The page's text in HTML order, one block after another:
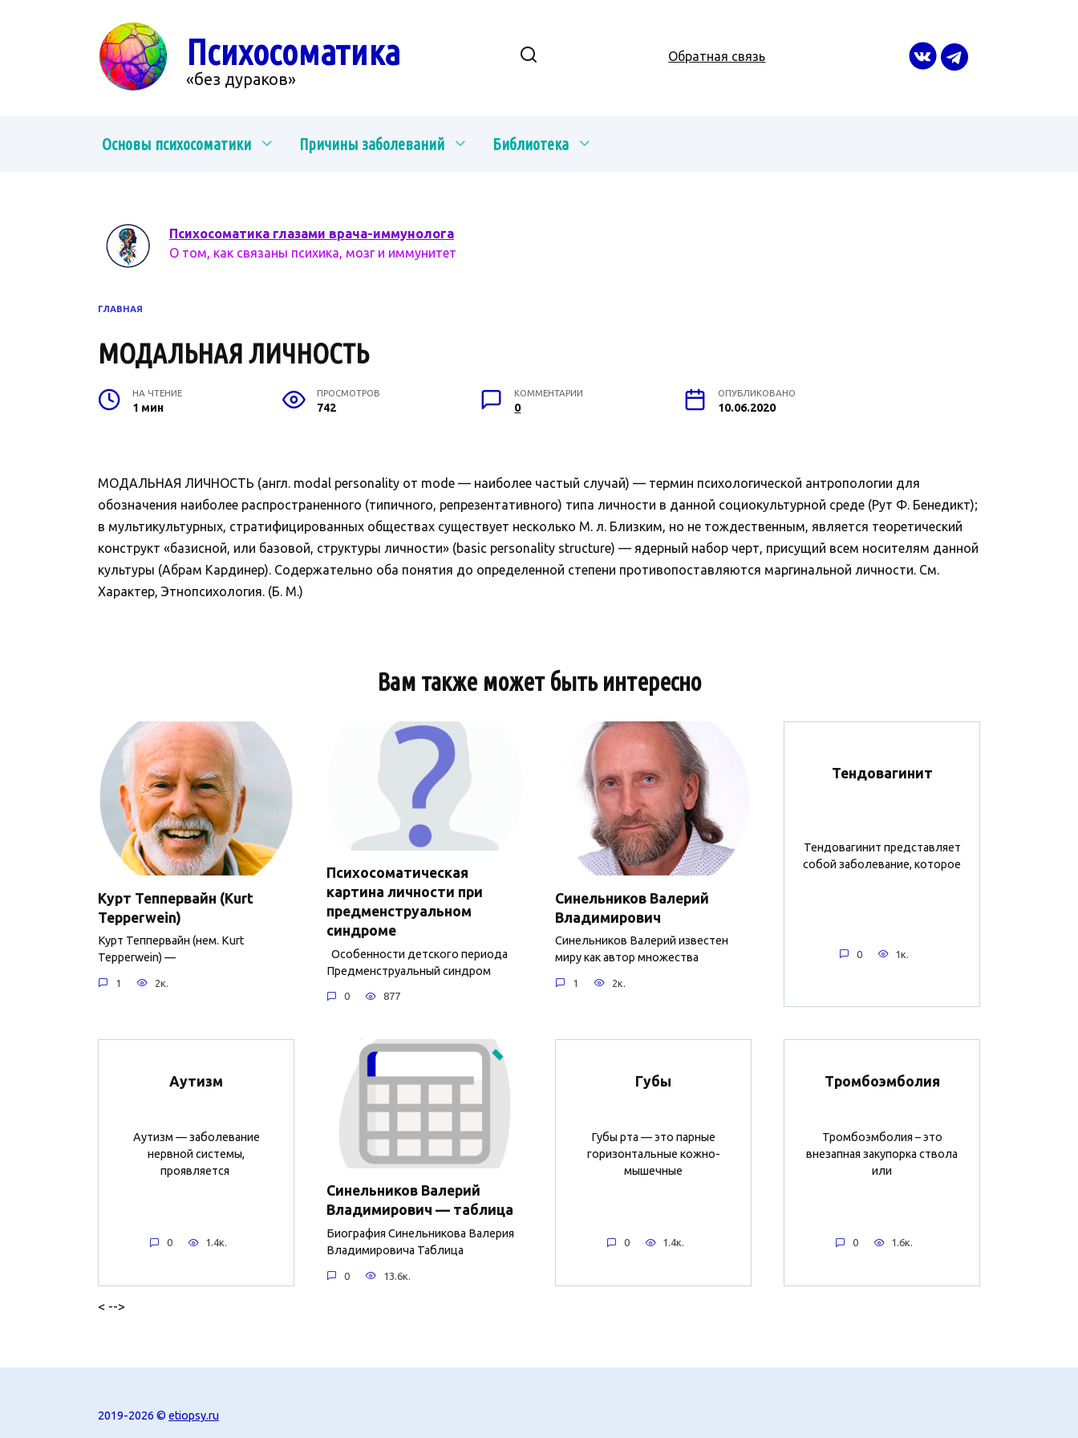
Психосоматика
«без дураков»
Обратная связь
Основы психосоматики Причины заболеваний Библиотека
Психосоматика глазами врача-иммунолога
О том, как связаны психика, мозг и иммунитет
ГЛАВНАЯ
МОДАЛЬНАЯ ЛИЧНОСТЬ
НА ЧТЕНИЕ
1 мин
ПРОСМОТРОВ
742
КОММЕНТАРИИ
0
ОПУБЛИКОВАНО
10.06.2020
МОДАЛЬНАЯ ЛИЧНОСТЬ (англ. modal personality от mode — наиболее частый случай) — термин психологической антропологии для
обозначения наиболее распространенного (типичного, репрезентативного) типа личности в данной социокультурной среде (Рут Ф. Бенедикт);
в мультикультурных, стратифицированных обществах существует несколько М. л. Близким, но не тождественным, является теоретический
конструкт «базисной, или базовой, структуры личности» (basic personality structure) — ядерный набор черт, присущий всем носителям данной
культуры (Абрам Кардинер). Содержательно оба понятия до определенной степени противопоставляются маргинальной личности. См.
Характер, Этнопсихология. (Б. М.)
Вам также может быть интересно
Курт Теппервайн (Kurt
Tepperwein)
Курт Теппервайн (нем. Kurt
Tepperwein) —
1 2к.
Психосоматическая
картина личности при
предменструальном
синдроме
Особенности детского периода
Предменструальный синдром
0 877
Синельников Валерий
Владимирович
Синельников Валерий известен
миру как автор множества
1 2к.
Тендовагинит
Тендовагинит представляет
собой заболевание, которое
0 1к.
Аутизм
Аутизм — заболевание
нервной системы,
проявляется
0 1.4к.
Синельников Валерий
Владимирович — таблица
Биография Синельникова Валерия
Владимировича Таблица
0 13.6к.
Губы
Губы рта — это парные
горизонтальные кожно-
мышечные
0 1.4к.
Тромбоэмболия
Тромбоэмболия – это
внезапная закупорка ствола
или
0 1.6к.
< -->
2019-2026 © etiopsy.ru